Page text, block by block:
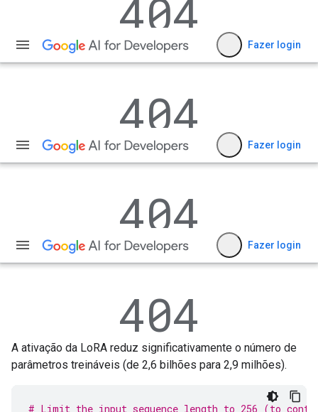
A ativação da LoRA reduz significativamente o número de
parâmetros treináveis (de 2,6 bilhões para 2,9 milhões).
# Limit the input sequence length to 256 (to